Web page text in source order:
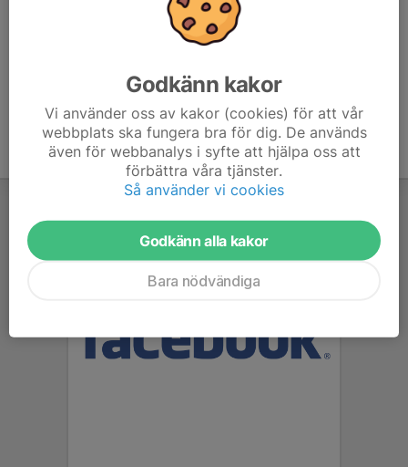
Godkänn kakor
Vi använder oss av kakor (cookies) för att vår
webbplats ska fungera bra för dig. De används
även för webbanalys i syfte att hjälpa oss att
förbättra våra tjänster.
Så använder vi cookies
Godkänn alla kakor
Bara nödvändiga